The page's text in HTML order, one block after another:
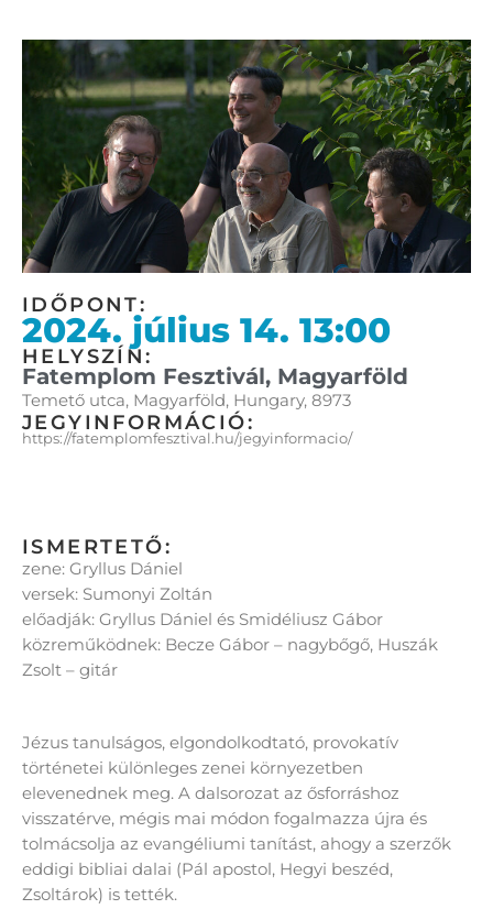
IDŐPONT:
2024. július 14. 13:00
HELYSZÍN:
Fatemplom Fesztivál, Magyarföld
Temető utca, Magyarföld, Hungary, 8973
JEGYINFORMÁCIÓ:
https://fatemplomfesztival.hu/jegyinformacio/
ISMERTETŐ:
zene: Gryllus Dániel
versek: Sumonyi Zoltán
előadják: Gryllus Dániel és Smidéliusz Gábor
közreműködnek: Becze Gábor – nagybőgő, Huszák
Zsolt – gitár
Jézus tanulságos, elgondolkodtató, provokatív
történetei különleges zenei környezetben
elevenednek meg. A dalsorozat az ősforráshoz
visszatérve, mégis mai módon fogalmazza újra és
tolmácsolja az evangéliumi tanítást, ahogy a szerzők
eddigi bibliai dalai (Pál apostol, Hegyi beszéd,
Zsoltárok) is tették.